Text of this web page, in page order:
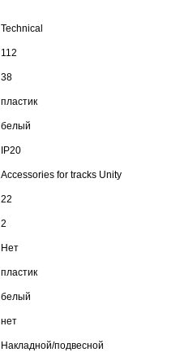
Technical
112
38
пластик
белый
IP20
Accessories for tracks Unity
22
2
Нет
пластик
белый
нет
Накладной/подвесной